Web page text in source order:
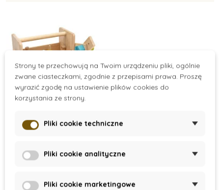
On Stock
majsterkowicza
Strony te przechowują na Twoim urządzeniu pliki, ogólnie
zwane ciasteczkami, zgodnie z przepisami prawa. Proszę
wyrazić zgodę na ustawienie plików cookies do
korzystania ze strony.
Pliki cookie techniczne
Pliki cookie analityczne
Pliki cookie marketingowe